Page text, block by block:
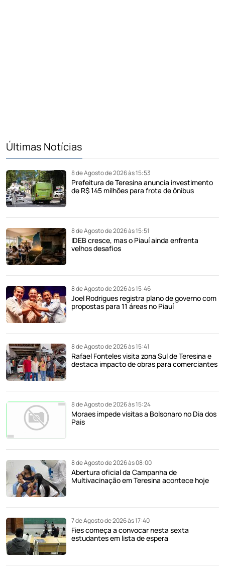
Últimas Notícias
8 de Agosto de 2026 às 15:53
Prefeitura de Teresina anuncia investimento
de R$ 145 milhões para frota de ônibus
8 de Agosto de 2026 às 15:51
IDEB cresce, mas o Piauí ainda enfrenta
velhos desafios
8 de Agosto de 2026 às 15:46
Joel Rodrigues registra plano de governo com
propostas para 11 áreas no Piauí
8 de Agosto de 2026 às 15:41
Rafael Fonteles visita zona Sul de Teresina e
destaca impacto de obras para comerciantes
8 de Agosto de 2026 às 15:24
Moraes impede visitas a Bolsonaro no Dia dos
Pais
8 de Agosto de 2026 às 08:00
Abertura oficial da Campanha de
Multivacinação em Teresina acontece hoje
7 de Agosto de 2026 às 17:40
Fies começa a convocar nesta sexta
estudantes em lista de espera